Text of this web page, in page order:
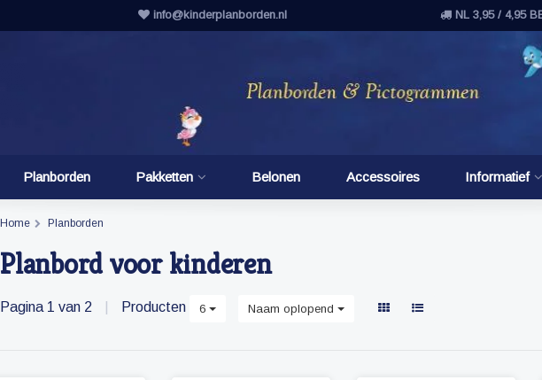
info@kinderplanborden.nl NL 3,95 / 4,95
Planborden Pakketten Belonen Accessoires Informatief
Home Planborden
Planbord voor kinderen
Pagina 1 van 2 Producten 6 Naam oplopend